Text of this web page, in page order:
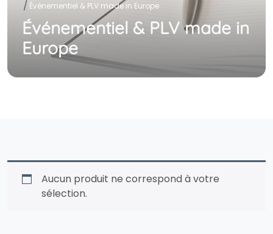
Événementiel & PLV made in Europe
Événementiel & PLV made in
Europe
Aucun produit ne correspond à votre
sélection.